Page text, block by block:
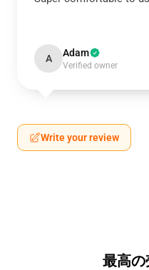
A Adam
Verified owner
Write your review
最高